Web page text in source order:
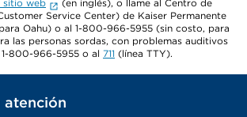
sitio web
(en inglés), o llame al Centro de
Service Center) de Kaiser Permanente
Oahu) o al 1-800-966-5955 (sin costo, para
las personas sordas, con problemas auditivos
800-966-5955 o al 711 (línea TTY).
atención